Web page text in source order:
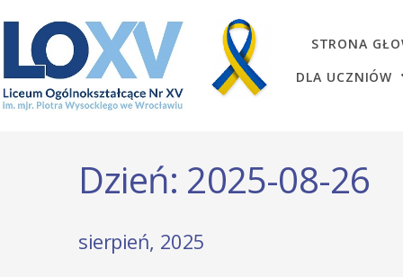
STRONA
DLA UCZNIÓW
Dzień: 2025-08-26
sierpień, 2025